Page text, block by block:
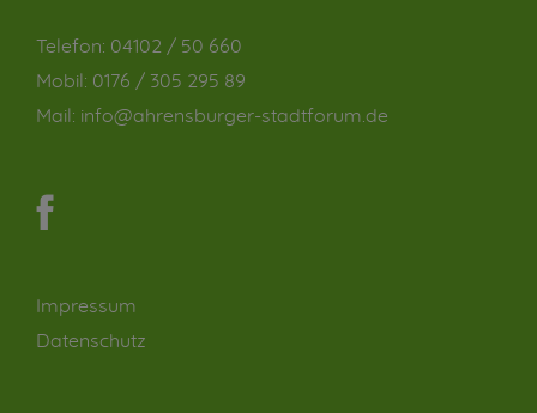
Telefon: 04102 / 50 660
Mobil: 0176 / 305 295 89
Mail: info@ahrensburger-stadtforum.de
Impressum
Datenschutz